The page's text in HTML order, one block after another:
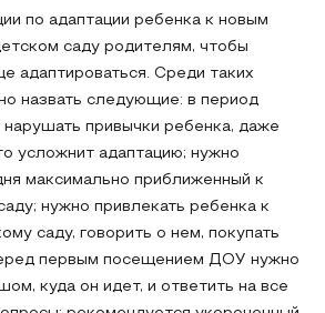
по адаптации ребенка к новым
саду родителям, чтобы
адаптироваться. Среди таких
назвать следующие: в период
нарушать привычки ребенка, даже
усложнит адаптацию; нужно
максимально приближенный к
нужно привлекать ребенка к
саду, говорить о нем, покупать
первым посещением ДОУ нужно
куда он идет, и ответить на все